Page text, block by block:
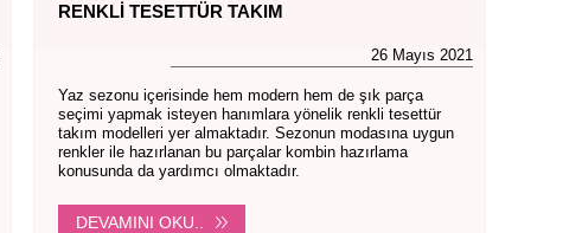
RENKLI TESETTÜR TAKIM
26 Mayıs 2021
Yaz sezonu içerisinde hem modern hem de şık parça
seçimi yapmak isteyen hanımlara yönelik renkli tesettür
takım modelleri yer almaktadır. Sezonun modasına uygun
renkler ile hazırlanan bu parçalar kombin hazırlama
konusunda da yardımcı olmaktadır.
DEVAMINI OKU..